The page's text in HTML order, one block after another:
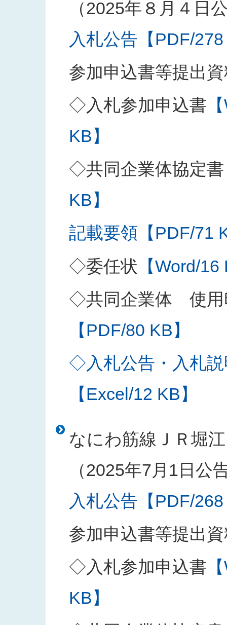
（2025年８月４日
入札公告【PDF/
参加申込書等提出
◇入札参加申込書
KB】
◇共同企業体協定書
KB】
記載要領【PDF/71
◇委任状 【Word/
◇共同企業体 使用
【PDF/80 KB】
◇入札公告・入札
【Excel/12 KB】
なにわ筋線ＪＲ堀
（2025年7月1日公
入札公告【PDF/
参加申込書等提出
◇入札参加申込書
KB】